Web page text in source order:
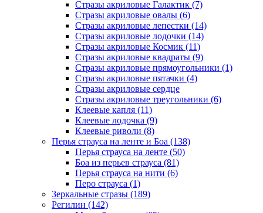
Стразы акриловые Галактик (7)
Стразы акриловые овалы (6)
Стразы акриловые лепестки (14)
Стразы акриловые лодочки (14)
Стразы акриловые Космик (11)
Стразы акриловые квадраты (9)
Стразы акриловые прямоугольники (1)
Стразы акриловые пятачки (4)
Стразы акриловые сердце
Стразы акриловые треугольники (6)
Клеевые капля (11)
Клеевые лодочка (9)
Клеевые риволи (8)
Перья страуса на ленте и Боа (138)
Перья страуса на ленте (50)
Боа из перьев страуса (81)
Перья страуса на нити (6)
Перо страуса (1)
Зеркальные стразы (189)
Регилин (142)